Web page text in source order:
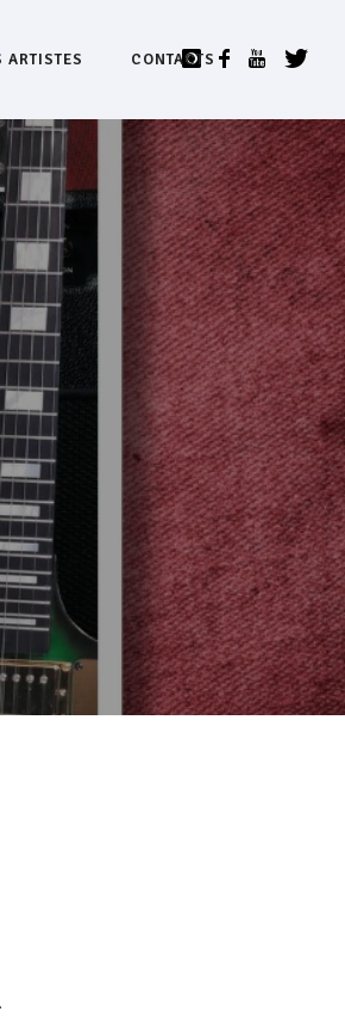
ARTISTES CONTACTS